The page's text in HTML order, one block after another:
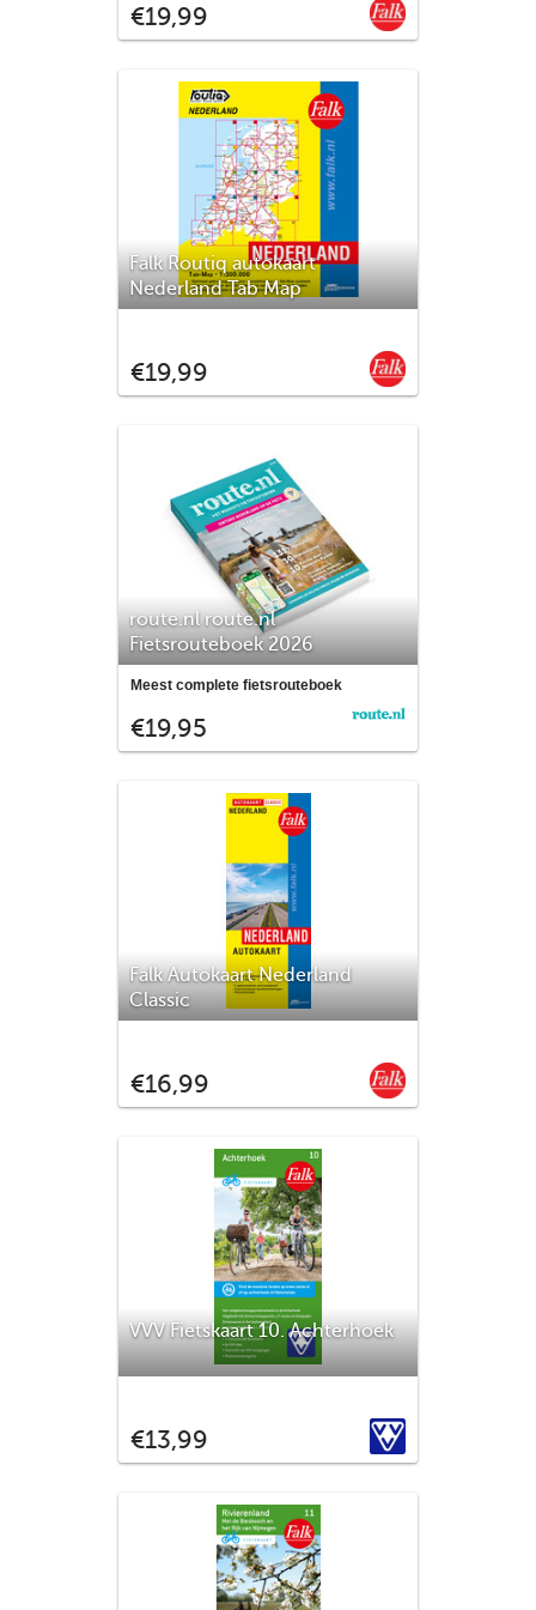
ongetwijfeld de Falk Routiq Tab Map. De
Routiq Tab Map bladen zijn in een
de rechterzijde inzoomt op het gebied
waar je je bevindt en de linkerzijde g
€19,99 Falk
Falk Routiq autokaart
Nederland Tab Map
de Falk Routiq Tab Map. De Routiq Tab
Map bladen zijn in een handige ringband
en de linkerzijde geeft aan
€19,99 Falk
route.nl route.nl
Fietsrouteboek 2026
Ben je een enthousiaste fietser en op
tocht? Dan is het route.nl Fietsrouteboek
iets voor jou! In dit magazine vind je
en inspiratie voor de mooiste plaatsen om
Meest complete fietsrouteboek
€19,95 route.nl
Falk Autokaart Nederland
Classic
hardcover kaft. Handzaam en sterk door
het linnen laminaat. Deze landkaarten zijn
autokaart geeft u een overzicht van het
complete wegennet
€16,99 Falk
VVV Fietskaart 10. Achterhoek
de fietskaart van de Achterhoek.
€13,99 VVV